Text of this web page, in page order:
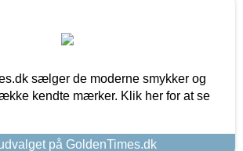
sælger de moderne smykker og
kendte mærker. Klik her for at se
på GoldenTimes.dk